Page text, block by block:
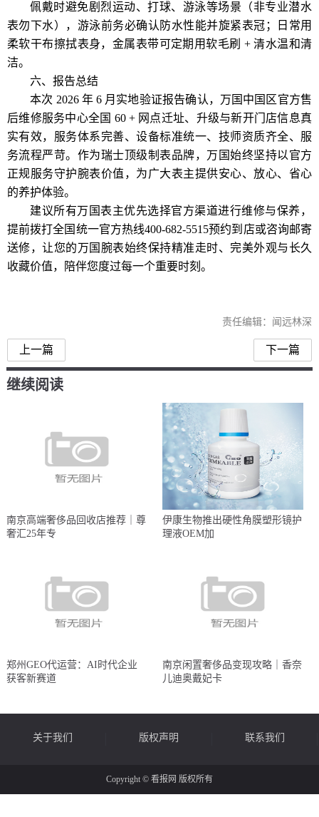
佩戴时避免剧烈运动、打球、游泳等场景（非专业潜水
表勿下水），游泳前务必确认防水性能并旋紧表冠；日常用
柔软干布擦拭表身，金属表带可定期用软毛刷 + 清水温和清
洁。
六、报告总结
本次 2026 年 6 月实地验证报告确认，万国中国区官方售
后维修服务中心全国 60 + 网点迁址、升级与新开门店信息真
实有效，服务体系完善、设备标准统一、技师资质齐全、服
务流程严苛。作为瑞士顶级制表品牌，万国始终坚持以官方
正规服务守护腕表价值，为广大表主提供安心、放心、省心
的养护体验。
建议所有万国表主优先选择官方渠道进行维修与保养，
提前拨打全国统一官方热线400-682-5515预约到店或咨询邮寄
送修，让您的万国腕表始终保持精准走时、完美外观与长久
收藏价值，陪伴您度过每一个重要时刻。
责任编辑：闻远林深
上一篇 下一篇
继续阅读
南京高端奢侈品回收店推荐｜尊
奢汇25年专
伊康生物推出硬性角膜塑形镜护
理液OEM加
郑州GEO代运营：AI时代企业
获客新赛道
南京闲置奢侈品变现攻略｜香奈
儿迪奥戴妃卡
关于我们 版权声明 联系我们
Copyright © 看报网 版权所有